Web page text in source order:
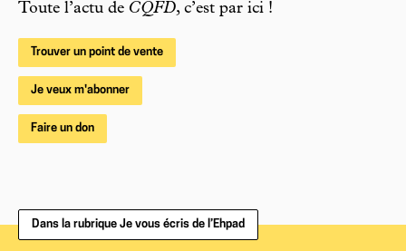
Toute l’actu de CQFD, c’est par ici !
Trouver un point de vente
Je veux m'abonner
Faire un don
Dans la rubrique Je vous écris de l’Ehpad